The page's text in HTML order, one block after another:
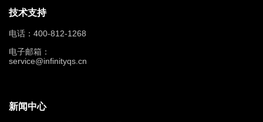
技术支持
电话：400-812-1268
电子邮箱：
service@infinityqs.cn
新闻中心